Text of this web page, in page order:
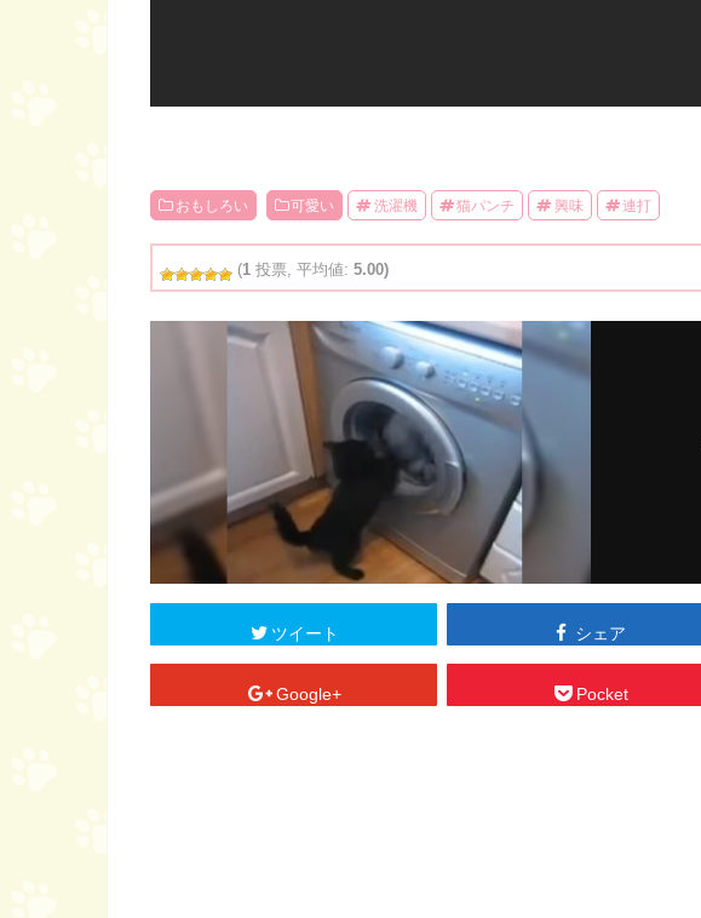
おもしろい 可愛い 洗濯機 猫パンチ 興味 連打
(1 投票, 平均値: 5.00)
ツイート シェア
Google+ Pocket